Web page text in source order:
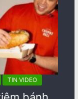
TIN VIDEO